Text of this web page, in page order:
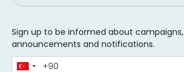
Sign up to be informed about campaigns,
announcements and notifications.